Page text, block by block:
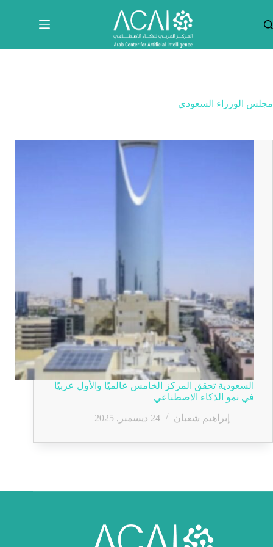
المحتوى
مجلس الوزراء السعودي
السعودية تحقق المركز الخامس عالميًا والأول عربيًا
في نمو الذكاء الاصطناعي
إبراهيم شعبان
24 ديسمبر, 2025